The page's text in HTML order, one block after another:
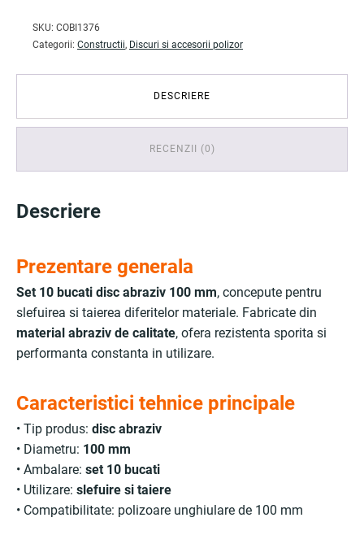
SKU: COBI1376
Categorii: Constructii, Discuri si accesorii polizor
DESCRIERE
RECENZII (0)
Descriere
Prezentare generala
Set 10 bucati disc abraziv 100 mm, concepute pentru
slefuirea si taierea diferitelor materiale. Fabricate din
material abraziv de calitate, ofera rezistenta sporita si
performanta constanta in utilizare.
Caracteristici tehnice principale
• Tip produs: disc abraziv
• Diametru: 100 mm
• Ambalare: set 10 bucati
• Utilizare: slefuire si taiere
• Compatibilitate: polizoare unghiulare de 100 mm